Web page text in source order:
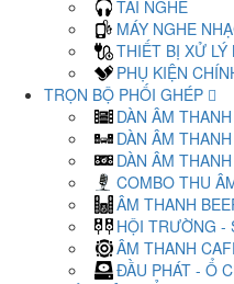
TAI NGHE
MÁY NGHE
THIẾT BỊ XỬ
PHỤ KIỆN
TRỌN BỘ PHỐI GHÉP
DÀN ÂM
DÀN ÂM
DÀN ÂM
COMBO THU
ÂM THANH
HỘI TRƯỜNG -
ÂM THANH
ĐẦU PHÁT - Ổ